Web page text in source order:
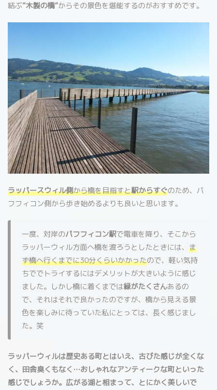
結ぶ”木製の橋”からその景色を堪能するのがおすすめです。
ラッパースウィル側から橋を目指すと駅からすぐのため、パ
フフィコン側から歩き始めるよりも良いと思います。
一度、対岸のパフフィコン駅で電車を降り、そこから
ラッパーウィル方面へ橋を渡ろうとしたときには、 ま
ず橋へ行くまでに30分くらいかかったので、軽い気持
ちででトライするにはデメリットが大きいように感じ
ました。しかし橋に着くまでは緑がたくさんあるの
で、それはそれで良かったのですが、橋から見える景
色を楽しみに待っていた私にとっては、長く感じまし
た。笑
ラッパーウィルは歴史ある町とはいえ、古びた感じが全くな
く、田舎臭くもなく…おしゃれなアンティークな町といった
感じでしょうか。広がる湖と相まって、とにかく美しいで